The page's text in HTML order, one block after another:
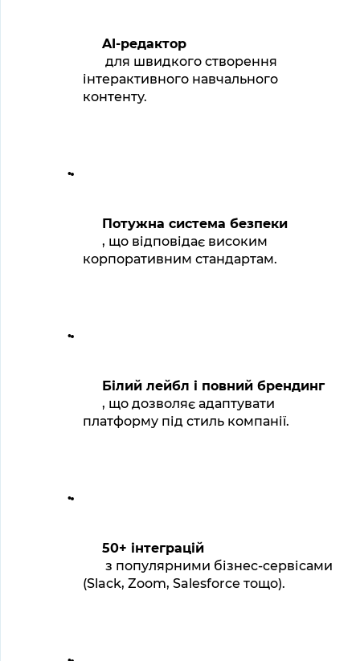
AI-редактор
для швидкого створення
інтерактивного навчального
контенту.
Потужна система безпеки
, що відповідає високим
корпоративним стандартам.
Білий лейбл і повний брендинг
, що дозволяє адаптувати
платформу під стиль компанії.
50+ інтеграцій
з популярними бізнес-сервісами
(Slack, Zoom, Salesforce тощо).